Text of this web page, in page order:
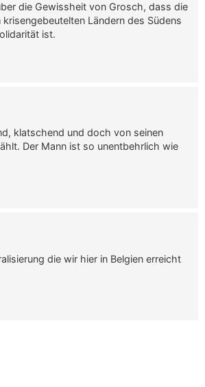
die Gewissheit von Grosch, dass die
Ländern des Südens
ist.
klatschend und doch von seinen
Der Mann ist so unentbehrlich wie
die wir hier in Belgien erreicht